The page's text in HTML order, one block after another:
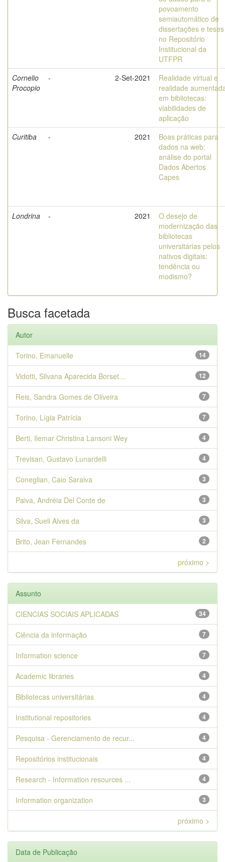
povoamento
semiautomático de
dissertações e teses
no Repositório
Institucional da
UTFPR
Cornelio
Procopio
- 2-Set-2021
Realidade virtual e
realidade
em bibliotecas:
viabilidades de
aplicação
Curitiba
- 2021
Boas práticas para
dados na web:
análise do portal
Dados Abertos
Capes
Londrina - 2021
O desejo de
modernização das
bibliotecas
universitárias pelos
nativos digitais:
tendência ou
modismo?
Busca facetada
Autor
14
Torino, Emanuelle
12
Vidotti, Silvana Aparecida Borset...
7
Reis, Sandra Gomes de Oliveira
7
Torino, Lígia Patrícia
4
Berti, Ilemar Christina Lansoni Wey
4
Trevisan, Gustavo Lunardelli
3
Coneglian, Caio Saraiva
3
Paiva, Andréia Del Conte de
3
Silva, Sueli Alves da
2
Brito, Jean Fernandes
próximo >
Assunto
34
CIENCIAS SOCIAIS APLICADAS
7
Ciência da informação
7
Information science
4
Academic libraries
4
Bibliotecas universitárias
4
Institutional repositories
4
Pesquisa - Gerenciamento de recur...
4
Repositórios institucionais
4
Research - Information resources ...
3
Information organization
próximo >
Data de Publicação